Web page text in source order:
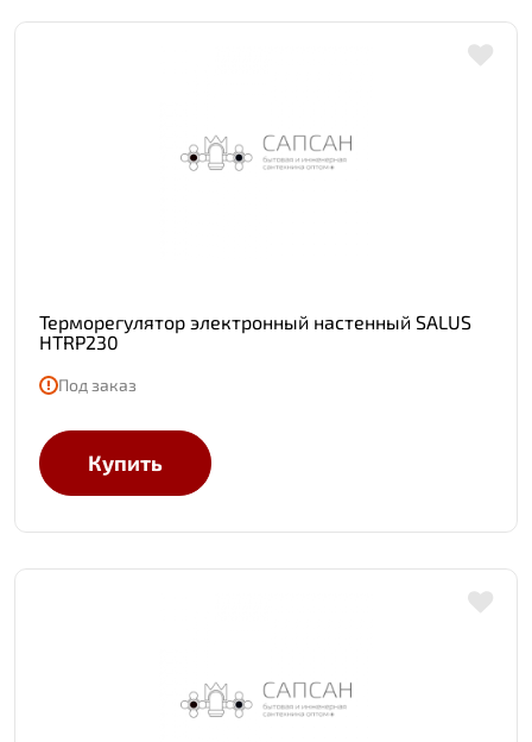
Терморегулятор электронный настенный SALUS
HTRP230
Под заказ
Купить